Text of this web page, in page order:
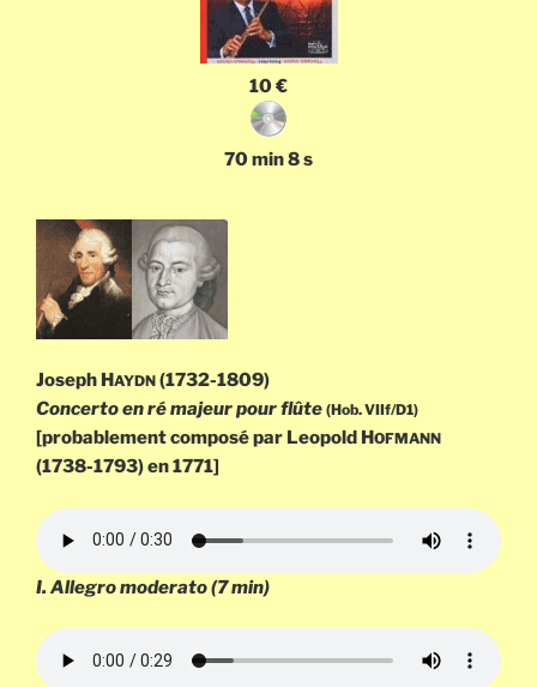
10 €
70 min 8 s
Joseph H AYDN (1732-1809)
Concerto en ré majeur pour flûte (Hob. VIIf/D1)
[probablement composé par Leopold H OFMANN
(1738-1793) en 1771]
I. Allegro moderato(7 min)